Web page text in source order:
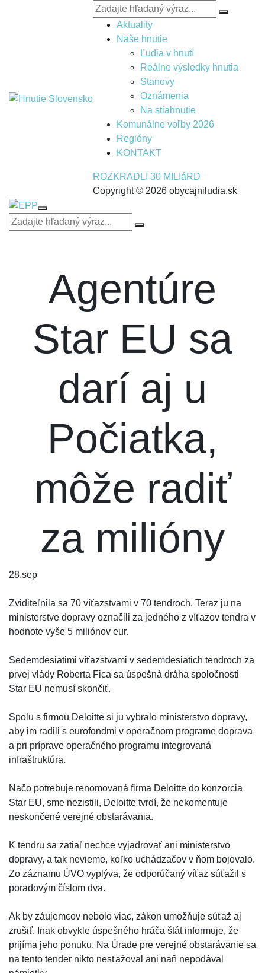
Aktuality
Naše hnutie
Ľudia v hnutí
Reálne výsledky hnutia
Stanovy
Oznámenia
Na stiahnutie
Komunálne voľby 2026
Regióny
KONTAKT
ROZKRADLI 30 MILIáRD
Copyright © 2026 obycajniludia.sk
Agentúre
Star EU sa
darí aj u
Počiatka,
môže radiť
za milióny
28.sep
Zviditeľnila sa 70 víťazstvami v 70 tendroch. Teraz ju na
ministerstve dopravy označili za jedného z víťazov tendra v
hodnote vyše 5 miliónov eur.
Sedemdesiatimi víťazstvami v sedemdesiatich tendroch za
prvej vlády Roberta Fica sa úspešná dráha spoločnosti
Star EU nemusí skončiť.
Spolu s firmou Deloitte si ju vybralo ministerstvo dopravy,
aby im radili s eurofondmi v operačnom programe doprava
a pri príprave operačného programu integrovaná
infraštruktúra.
Načo potrebuje renomovaná firma Deloitte do konzorcia
Star EU, sme nezistili, Deloitte tvrdí, že nekomentuje
neskončené verejné obstarávania.
K tendru sa zatiaľ nechce vyjadrovať ani ministerstvo
dopravy, a tak nevieme, koľko uchádzačov v ňom bojovalo.
Zo záznamu ÚVO vyplýva, že odporúčaný víťaz súťažil s
poradovým číslom dva.
Ak by záujemcov nebolo viac, zákon umožňuje súťaž aj
zrušiť. Inak obvykle úspešného hráča štát informuje, že
prijíma jeho ponuku. Na Úrade pre verejné obstarávanie sa
na tento tender nikto nesťažoval ani naň nepodával